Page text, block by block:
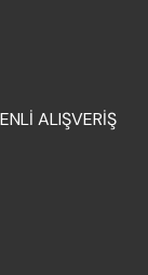
ALIŞVERİŞ